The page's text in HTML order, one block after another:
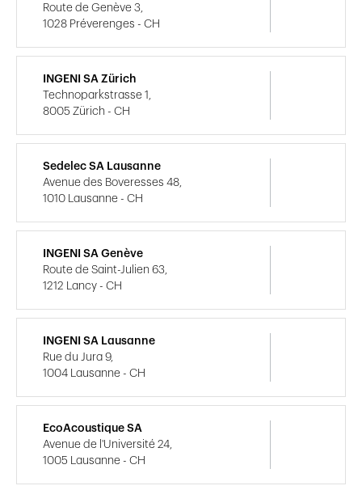
Route de Genève 3,
1028 Préverenges - CH
INGENI SA Zürich
Technoparkstrasse 1,
8005 Zürich - CH
Sedelec SA Lausanne
Avenue des Boveresses 48,
1010 Lausanne - CH
INGENI SA Genève
Route de Saint-Julien 63,
1212 Lancy - CH
INGENI SA Lausanne
Rue du Jura 9,
1004 Lausanne - CH
EcoAcoustique SA
Avenue de l'Université 24,
1005 Lausanne - CH